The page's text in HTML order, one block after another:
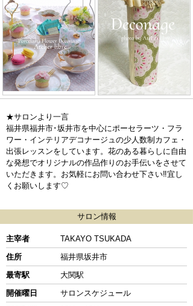
★サロンより一言
福井県福井市･坂井市を中心にポーセラーツ・フラ
ワー・インテリアデコナージュの少人数制カフェ・
出張レッスンをしています。花のある暮らしに自由
な発想でオリジナルの作品作りのお手伝いをさせて
いただきます。お気軽にお問い合わせ下さい‼︎宜し
くお願いします♡
サロン情報
主宰者
TAKAYO TSUKADA
住所
福井県坂井市
最寄駅
大関駅
開催曜日
サロンスケジュール